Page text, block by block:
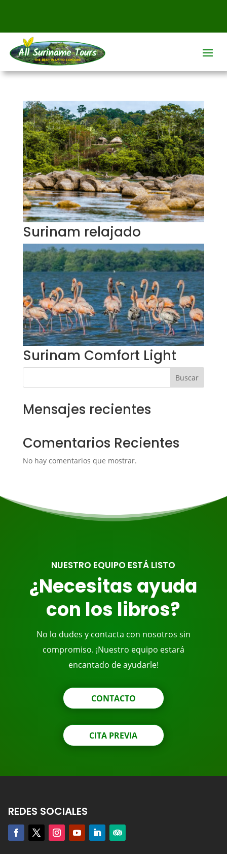
Surinam relajado
Surinam Comfort Light
Buscar
Mensajes recientes
Comentarios Recientes
No hay comentarios que mostrar.
NUESTRO EQUIPO ESTÁ LISTO
¿Necesitas ayuda
con los libros?
No lo dudes y contacta con nosotros sin
compromiso. ¡Nuestro equipo estará
encantado de ayudarle!
CONTACTO
CITA PREVIA
REDES SOCIALES